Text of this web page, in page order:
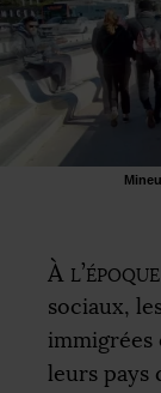
À
sociaux,
immigrées
leurs pays